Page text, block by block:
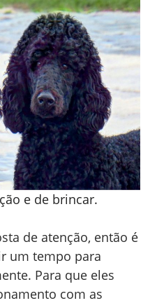
e de brincar.
de atenção, então é
um tempo para
Para que eles
com as